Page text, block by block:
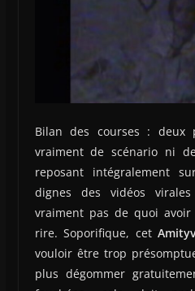
Bilan des courses : deux
vraiment de scénario ni
reposant intégralement
dignes des vidéos
vraiment pas de quoi
rire. Soporifique, cet
vouloir être trop
plus dégommer